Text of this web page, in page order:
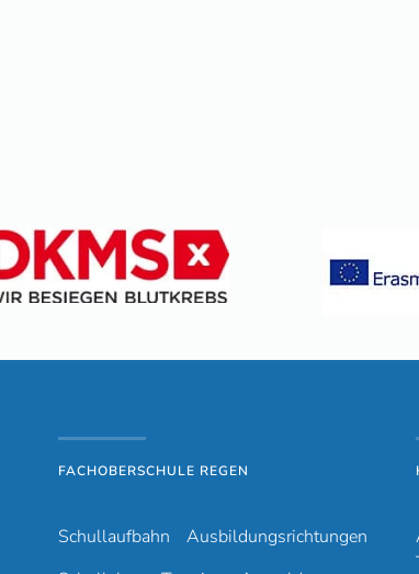
FACHOBERSCHULE REGEN
Schullaufbahn
Ausbildungsrichtungen